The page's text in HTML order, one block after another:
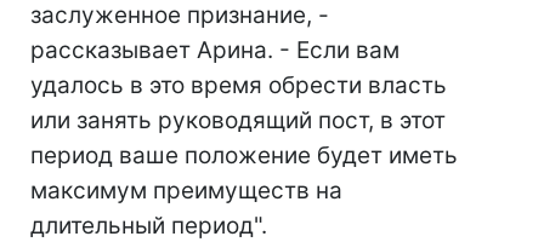
заслуженное признание, -
рассказывает Арина. - Если вам
удалось в это время обрести власть
или занять руководящий пост, в этот
период ваше положение будет иметь
максимум преимуществ на
длительный период".